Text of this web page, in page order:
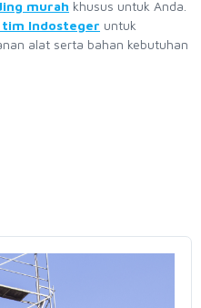
murah khusus untuk Anda.
tim Indosteger untuk
alat serta bahan kebutuhan